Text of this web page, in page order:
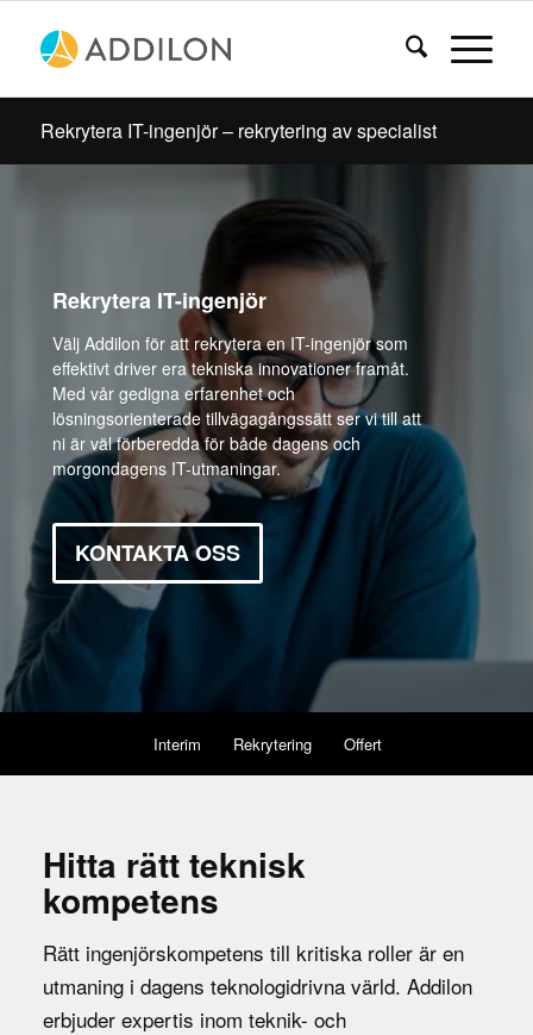
Rekrytera IT-ingenjör – rekrytering av specialist
Rekrytera IT-ingenjör
Välj Addilon för att rekrytera en IT-ingenjör som
effektivt driver era tekniska innovationer framåt.
Med vår gedigna erfarenhet och
lösningsorienterade tillvägagångssätt ser vi till att
ni är väl förberedda för både dagens och
morgondagens IT-utmaningar.
KONTAKTA OSS
Interim Rekrytering Offert
Hitta rätt teknisk
kompetens
Rätt ingenjörskompetens till kritiska roller är en
utmaning i dagens teknologidrivna värld. Addilon
erbjuder expertis inom teknik- och